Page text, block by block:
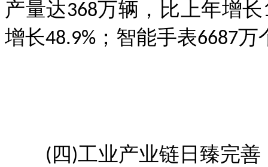
产量达368万辆，比上年增
增长48.9%；智能手表6687万
(四)工业产业链日臻完善